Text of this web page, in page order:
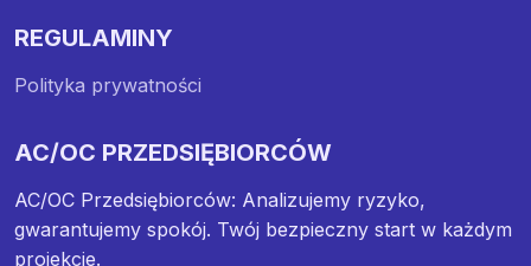
REGULAMINY
Polityka prywatności
AC/OC PRZEDSIĘBIORCÓW
AC/OC Przedsiębiorców: Analizujemy ryzyko,
gwarantujemy spokój. Twój bezpieczny start w każdym
projekcie.